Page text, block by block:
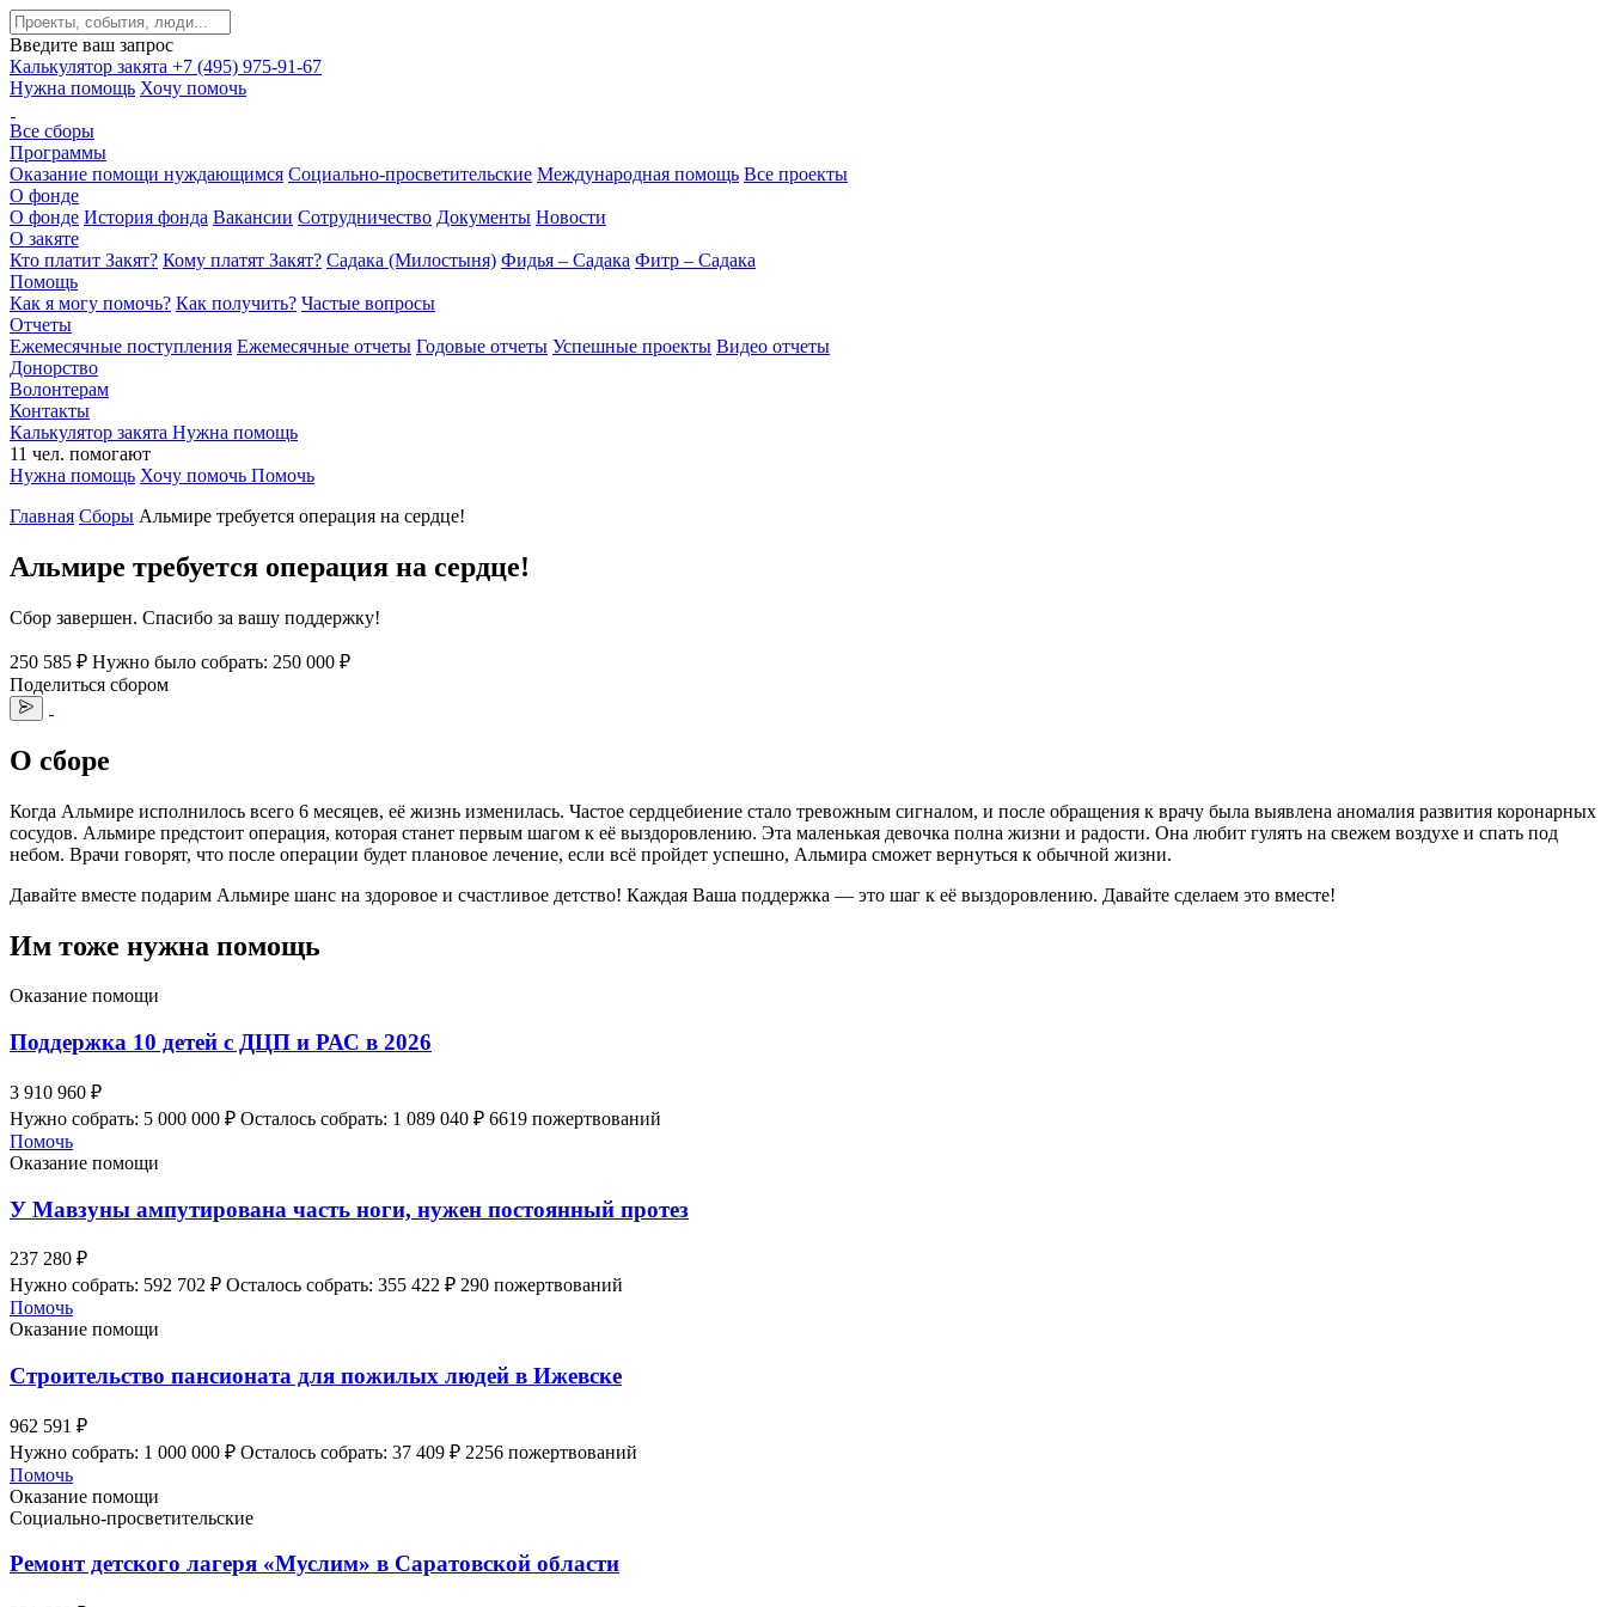
Введите ваш запрос
Калькулятор закята +7 (495) 975-91-67
Нужна помощь Хочу помочь
Все сборы
Программы
Оказание помощи нуждающимся Социально-просветительские Международная помощь Все проекты
О фонде
О фонде История фонда Вакансии Сотрудничество Документы Новости
О закяте
Кто платит Закят? Кому платят Закят? Садака (Милостыня) Фидья – Садака Фитр – Садака
Помощь
Как я могу помочь? Как получить? Частые вопросы
Отчеты
Ежемесячные поступления Ежемесячные отчеты Годовые отчеты Успешные проекты Видео отчеты
Донорство
Волонтерам
Контакты
Калькулятор закята Нужна помощь
11 чел. помогают
Нужна помощь Хочу помочь Помочь
Главная Сборы Альмире требуется операция на сердце!
Альмире требуется операция на сердце!
Сбор завершен. Спасибо за вашу поддержку!
250 585 ₽ Нужно было собрать: 250 000 ₽
Поделиться сбором
О сборе
Когда Альмире исполнилось всего 6 месяцев, её жизнь изменилась. Частое сердцебиение стало тревожным сигналом, и после обращения к врачу была выявлена аномалия развития коронарных
сосудов. Альмире предстоит операция, которая станет первым шагом к её выздоровлению. Эта маленькая девочка полна жизни и радости. Она любит гулять на свежем воздухе и спать под
небом. Врачи говорят, что после операции будет плановое лечение, если всё пройдет успешно, Альмира сможет вернуться к обычной жизни.
Давайте вместе подарим Альмире шанс на здоровое и счастливое детство! Каждая Ваша поддержка — это шаг к её выздоровлению. Давайте сделаем это вместе!
Им тоже нужна помощь
Оказание помощи
Поддержка 10 детей с ДЦП и РАС в 2026
3 910 960 ₽
Нужно собрать: 5 000 000 ₽ Осталось собрать: 1 089 040 ₽ 6619 пожертвований
Помочь
Оказание помощи
У Мавзуны ампутирована часть ноги, нужен постоянный протез
237 280 ₽
Нужно собрать: 592 702 ₽ Осталось собрать: 355 422 ₽ 290 пожертвований
Помочь
Оказание помощи
Строительство пансионата для пожилых людей в Ижевске
962 591 ₽
Нужно собрать: 1 000 000 ₽ Осталось собрать: 37 409 ₽ 2256 пожертвований
Помочь
Оказание помощи
Социально-просветительские
Ремонт детского лагеря «Муслим» в Саратовской области